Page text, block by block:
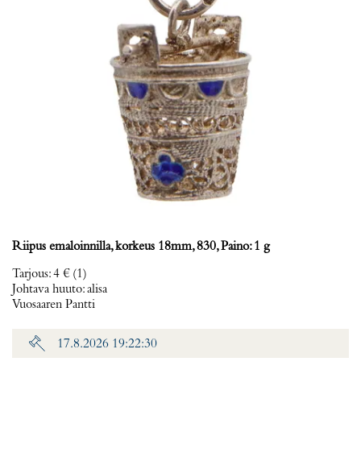
Riipus emaloinnilla, korkeus 18mm, 830, Paino: 1 g
Tarjous:4 € (1)
Johtava huuto:alisa
Vuosaaren Pantti
17.8.2026 19:22:30